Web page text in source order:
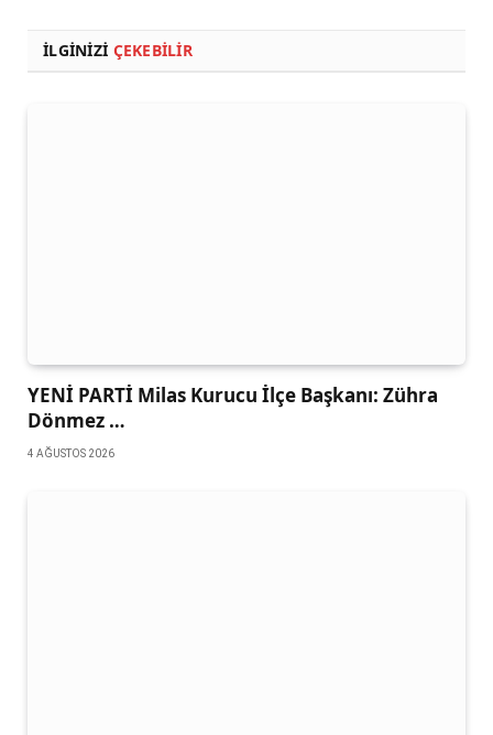
İLGINIZI ÇEKEBILIR
YENİ PARTİ Milas Kurucu İlçe Başkanı: Zühra
Dönmez …
4 AĞUSTOS 2026